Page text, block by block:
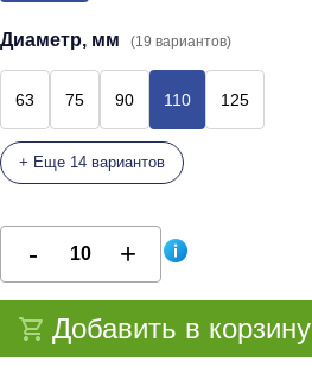
Диаметр, мм (19 вариантов)
63 75 90 110 125
+ Еще 14 вариантов
Добавить в корзину